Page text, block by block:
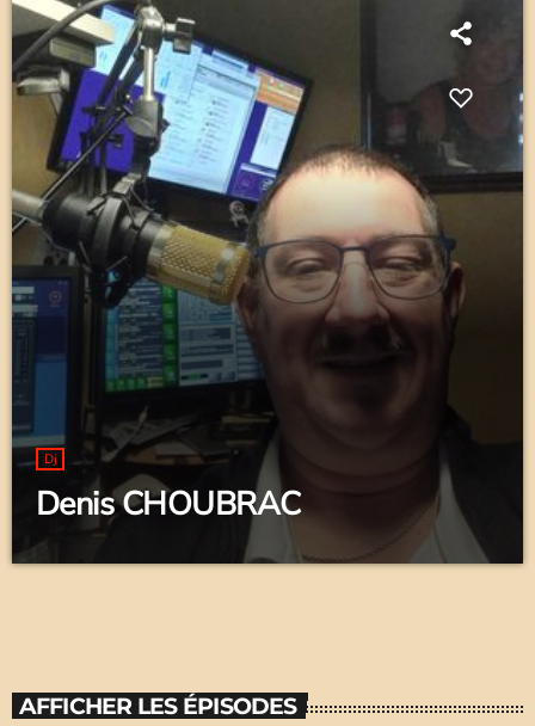
Dj
Denis CHOUBRAC
AFFICHER LES ÉPISODES